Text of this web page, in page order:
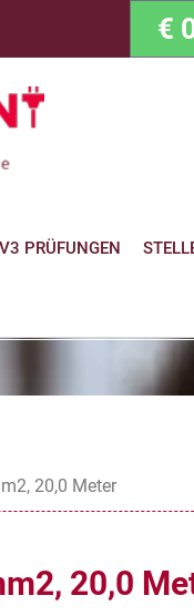
€
PRÜFUNGEN
20,0 Meter
20,0